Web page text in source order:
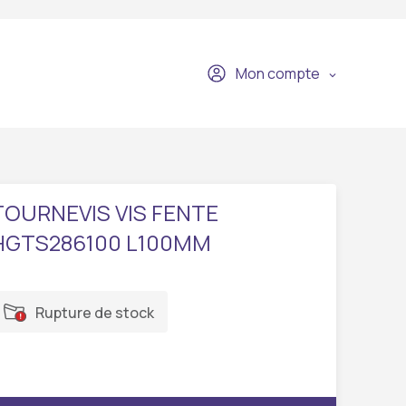
Mon compte
VIS FENTE
L100MM
Rupture de stock